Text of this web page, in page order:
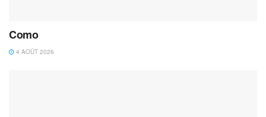
Como
4 AOÛT 2026